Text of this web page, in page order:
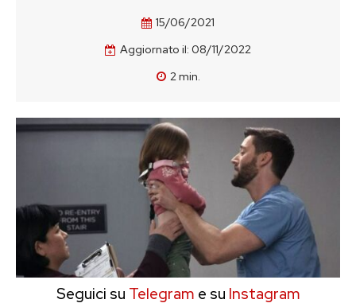
15/06/2021
Aggiornato il: 08/11/2022
2min.
Seguici su Telegram e su Instagram